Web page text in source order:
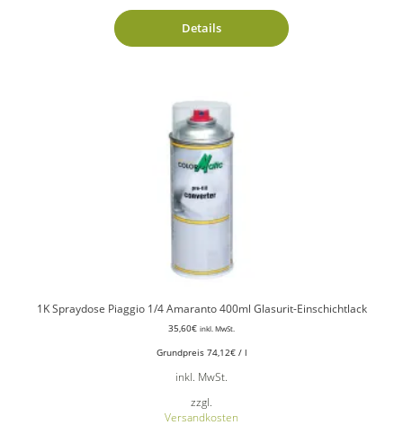
Details
1K Spraydose Piaggio 1/4 Amaranto 400ml Glasurit-Einschichtlack
35,60€ inkl. MwSt.
Grundpreis 74,12€/ l
inkl. MwSt.
zzgl.
Versandkosten